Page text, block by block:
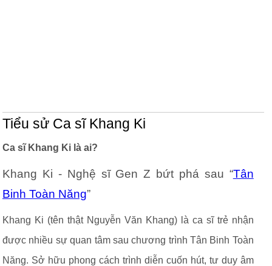
Tiểu sử Ca sĩ Khang Ki
Ca sĩ Khang Ki là ai?
Khang Ki - Nghệ sĩ Gen Z bứt phá sau “Tân
Binh Toàn Năng”
Khang Ki (tên thật Nguyễn Văn Khang) là ca sĩ trẻ nhận
được nhiều sự quan tâm sau chương trình Tân Binh Toàn
Năng. Sở hữu phong cách trình diễn cuốn hút, tư duy âm